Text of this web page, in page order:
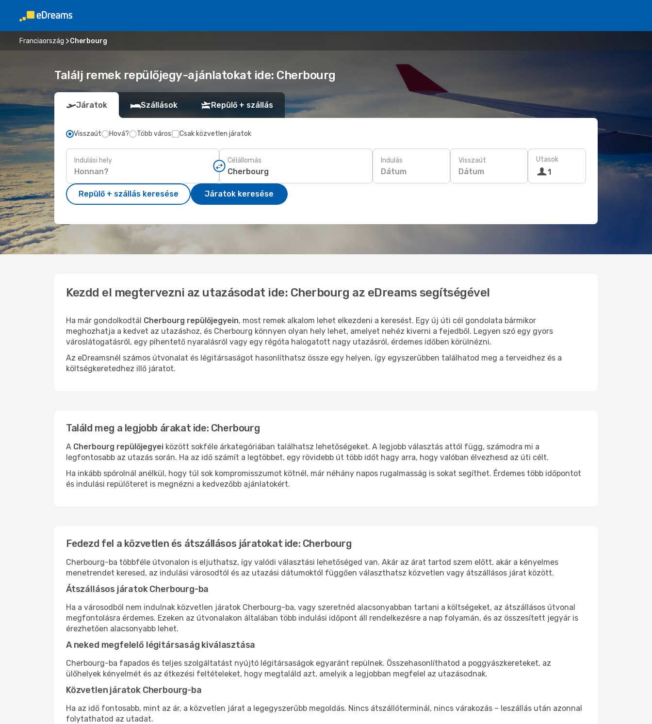
Franciaország Cherbourg
Találj remek repülőjegy-ajánlatokat ide: Cherbourg
Járatok Szállások Repülő + szállás
Visszaút Hová? Több város Csak közvetlen járatok
Indulási hely Célállomás Indulás
Dátum
Visszaút
Dátum
Utasok
1
Repülő + szállás keresése Járatok keresése
Kezdd el megtervezni az utazásodat ide: Cherbourg az eDreams segítségével
Ha már gondolkodtál Cherbourg repülőjegyein, most remek alkalom lehet elkezdeni a keresést. Egy új úti cél gondolata bármikor
meghozhatja a kedvet az utazáshoz, és Cherbourg könnyen olyan hely lehet, amelyet nehéz kiverni a fejedből. Legyen szó egy gyors
városlátogatásról, egy pihentető nyaralásról vagy egy régóta halogatott nagy utazásról, érdemes időben körülnézni.
Az eDreamsnél számos útvonalat és légitársaságot hasonlíthatsz össze egy helyen, így egyszerűbben találhatod meg a terveidhez és a
költségkeretedhez illő járatot.
Találd meg a legjobb árakat ide: Cherbourg
A Cherbourg repülőjegyei között sokféle árkategóriában találhatsz lehetőségeket. A legjobb választás attól függ, számodra mi a
legfontosabb az utazás során. Ha az idő számít a legtöbbet, egy rövidebb út több időt hagy arra, hogy valóban élvezhesd az úti célt.
Ha inkább spórolnál anélkül, hogy túl sok kompromisszumot kötnél, már néhány napos rugalmasság is sokat segíthet. Érdemes több időpontot
és indulási repülőteret is megnézni a kedvezőbb ajánlatokért.
Fedezd fel a közvetlen és átszállásos járatokat ide: Cherbourg
Cherbourg-ba többféle útvonalon is eljuthatsz, így valódi választási lehetőséged van. Akár az árat tartod szem előtt, akár a kényelmes
menetrendet keresed, az indulási városodtól és az utazási dátumoktól függően választhatsz közvetlen vagy átszállásos járat között.
Átszállásos járatok Cherbourg-ba
Ha a városodból nem indulnak közvetlen járatok Cherbourg-ba, vagy szeretnéd alacsonyabban tartani a költségeket, az átszállásos útvonal
megfontolásra érdemes. Ezeken az útvonalakon általában több indulási időpont áll rendelkezésre a nap folyamán, és az összesített jegyár is
érezhetően alacsonyabb lehet.
A neked megfelelő légitársaság kiválasztása
Cherbourg-ba fapados és teljes szolgáltatást nyújtó légitársaságok egyaránt repülnek. Összehasonlíthatod a poggyászkereteket, az
ülőhelyek kényelmét és az étkezési feltételeket, hogy megtaláld azt, amelyik a legjobban megfelel az utazásodnak.
Közvetlen járatok Cherbourg-ba
Ha az idő fontosabb, mint az ár, a közvetlen járat a legegyszerűbb megoldás. Nincs átszállóterminál, nincs várakozás – leszállás után azonnal
folytathatod az utadat.